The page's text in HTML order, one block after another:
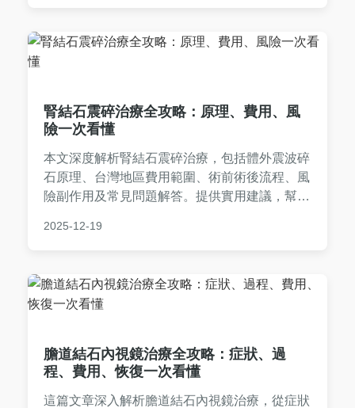
腎結石震碎治療全攻略：原理、費用、風
險一次看懂
本文深度解析腎結石震碎治療，包括體外震波碎
石原理、台灣地區費用範圍、術前術後流程、風
險副作用及常見問題解答。提供實用建議，幫助
策。內容基於醫療知識和真實經驗，避免空洞理
2025-12-19
膽道結石內視鏡治療全攻略：症狀、過
程、費用、恢復一次看懂
這篇文章深入解析膽道結石內視鏡治療，從症狀